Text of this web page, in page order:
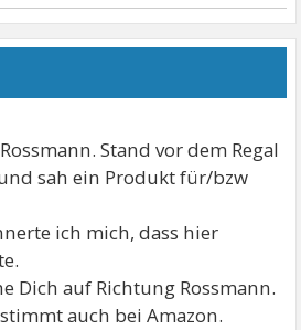
Stand vor dem Regal
sah ein Produkt für/bzw
ich mich, dass hier
Dich auf Richtung Rossmann.
auch bei Amazon.